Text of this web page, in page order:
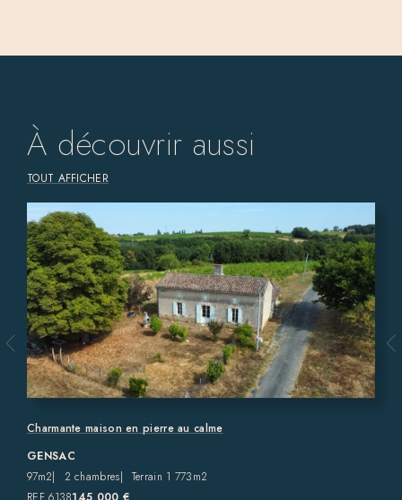
À découvrir aussi
TOUT AFFICHER
Charmante maison en pierre au calme
GENSAC
97m2
2 chambres
Terrain 1 773m2